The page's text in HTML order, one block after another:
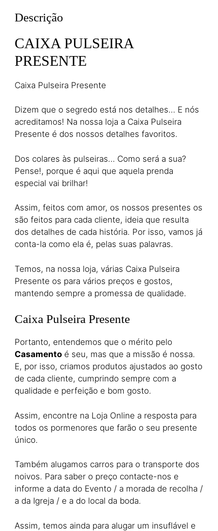
Descrição
CAIXA PULSEIRA
PRESENTE
Caixa Pulseira Presente
Dizem que o segredo está nos detalhes… E nós
acreditamos! Na nossa loja a Caixa Pulseira
Presente é dos nossos detalhes favoritos.
Dos colares às pulseiras… Como será a sua?
Pense!, porque é aqui que aquela prenda
especial vai brilhar!
Assim, feitos com amor, os nossos presentes os
são feitos para cada cliente, ideia que resulta
dos detalhes de cada história. Por isso, vamos já
conta-la como ela é, pelas suas palavras.
Temos, na nossa loja, várias Caixa Pulseira
Presente os para vários preços e gostos,
mantendo sempre a promessa de qualidade.
Caixa Pulseira Presente
Portanto, entendemos que o mérito pelo
Casamento é seu, mas que a missão é nossa.
E, por isso, criamos produtos ajustados ao gosto
de cada cliente, cumprindo sempre com a
qualidade e perfeição e bom gosto.
Assim, encontre na Loja Online a resposta para
todos os pormenores que farão o seu presente
único.
Também alugamos carros para o transporte dos
noivos. Para saber o preço contacte-nos e
informe a data do Evento / a morada de recolha /
a da Igreja / e a do local da boda.
Assim, temos ainda para alugar um insuflável e